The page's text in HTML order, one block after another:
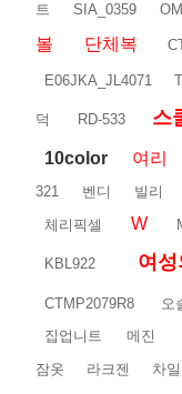
트
SIA_0359
볼
단체복
E06JKA_JL4071
덕 RD-533 스
10color 여리
321
벤디 빌리
체리픽셀
W
KBL922 여
CTMP2079R8 오
집업니트
메진
잠옷
라크젠 차